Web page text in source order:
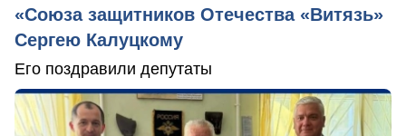
«Союза защитников Отечества «Витязь»
Сергею Калуцкому
Его поздравили депутаты